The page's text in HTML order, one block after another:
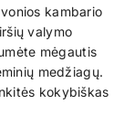
kambario
valymo
mėgautis
medžiagų.
kokybiškas